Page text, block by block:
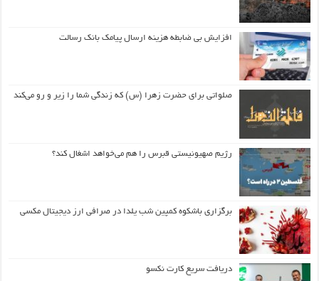
افزایش بی ضابطه هزینه ارسال پیامک بانک رسالت
صلواتی برای حضرت زهرا (س) که زندگی شما را زیر و رو می‌کند
رژیم صهیونیستی قبرس را هم می‌خواهد اشغال کند؟
برگزاری باشکوه کمپین شب یلدا در صرافی ارز دیجیتال مکسی
دریافت سریع کارت نکسو